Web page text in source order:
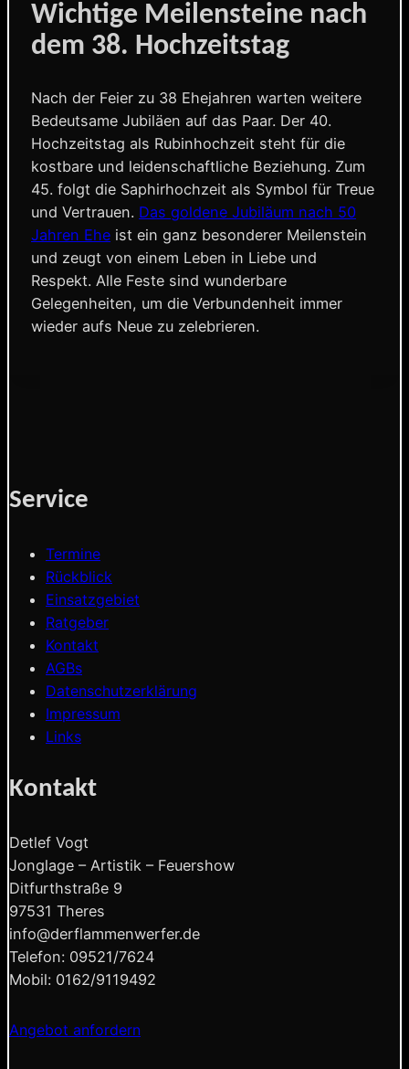
Wichtige Meilensteine nach
dem 38. Hochzeitstag
Nach der Feier zu 38 Ehejahren warten weitere
Bedeutsame Jubiläen auf das Paar. Der 40.
Hochzeitstag als Rubinhochzeit steht für die
kostbare und leidenschaftliche Beziehung. Zum
45. folgt die Saphirhochzeit als Symbol für Treue
und Vertrauen. Das goldene Jubiläum nach 50
Jahren Ehe ist ein ganz besonderer Meilenstein
und zeugt von einem Leben in Liebe und
Respekt. Alle Feste sind wunderbare
Gelegenheiten, um die Verbundenheit immer
wieder aufs Neue zu zelebrieren.
Service
Termine
Rückblick
Einsatzgebiet
Ratgeber
Kontakt
AGBs
Datenschutzerklärung
Impressum
Links
Kontakt
Detlef Vogt
Jonglage – Artistik – Feuershow
Ditfurthstraße 9
97531 Theres
info@derflammenwerfer.de
Telefon: 09521/7624
Mobil: 0162/9119492
Angebot anfordern